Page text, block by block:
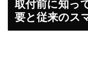
取付前に知っ
要と従来のス